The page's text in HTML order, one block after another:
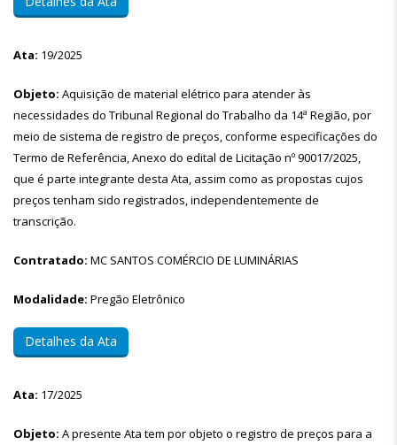
Ata: 19/2025
Objeto: Aquisição de material elétrico para atender às
necessidades do Tribunal Regional do Trabalho da 14ª Região, por
meio de sistema de registro de preços, conforme especificações do
Termo de Referência, Anexo do edital de Licitação nº 90017/2025,
que é parte integrante desta Ata, assim como as propostas cujos
preços tenham sido registrados, independentemente de
transcrição.
Contratado: MC SANTOS COMÉRCIO DE LUMINÁRIAS
Modalidade: Pregão Eletrônico
Detalhes da Ata
Ata: 17/2025
Objeto: A presente Ata tem por objeto o registro de preços para a